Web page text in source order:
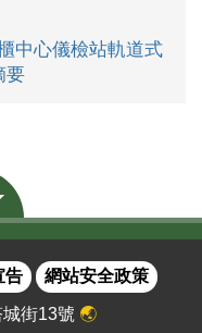
中心儀檢站軌道式
要
告 網站安全政策
街13號 🌏